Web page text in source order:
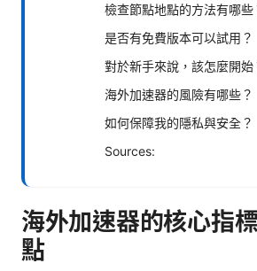
檢查節點地點的方法有哪些
是否有免費版本可以試用？
對於新手來說，該怎麼開始
海外加速器的風險有哪些？
如何保障我的隱私與安全？
Sources:
海外加速器的核心指
點